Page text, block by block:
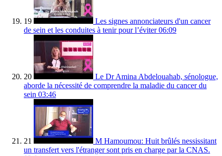
19
Les signes annonciateurs d'un cancer
de sein et les conduites à tenir pour l’éviter 06:09
20
Le Dr Amina Abdelouahab, sénologue,
aborde la nécessité de comprendre la maladie du cancer du
sein 03:46
21
M Hamoumou: Huit brûlés nessissitant
un transfert vers l'étranger sont pris en charge par la CNAS.